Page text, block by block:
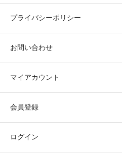
プライバシーポリシー
お問い合わせ
マイアカウント
会員登録
ログイン